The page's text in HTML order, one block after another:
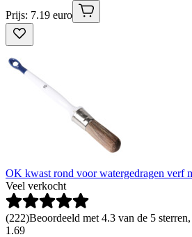
Prijs: 7.19 euro
OK kwast rond voor watergedragen verf
Veel verkocht
(222)Beoordeeld met 4.3 van de 5
1 .69